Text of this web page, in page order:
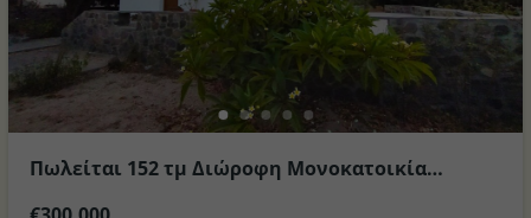
Πωλείται 152 τμ Διώροφη Μονοκατοικία